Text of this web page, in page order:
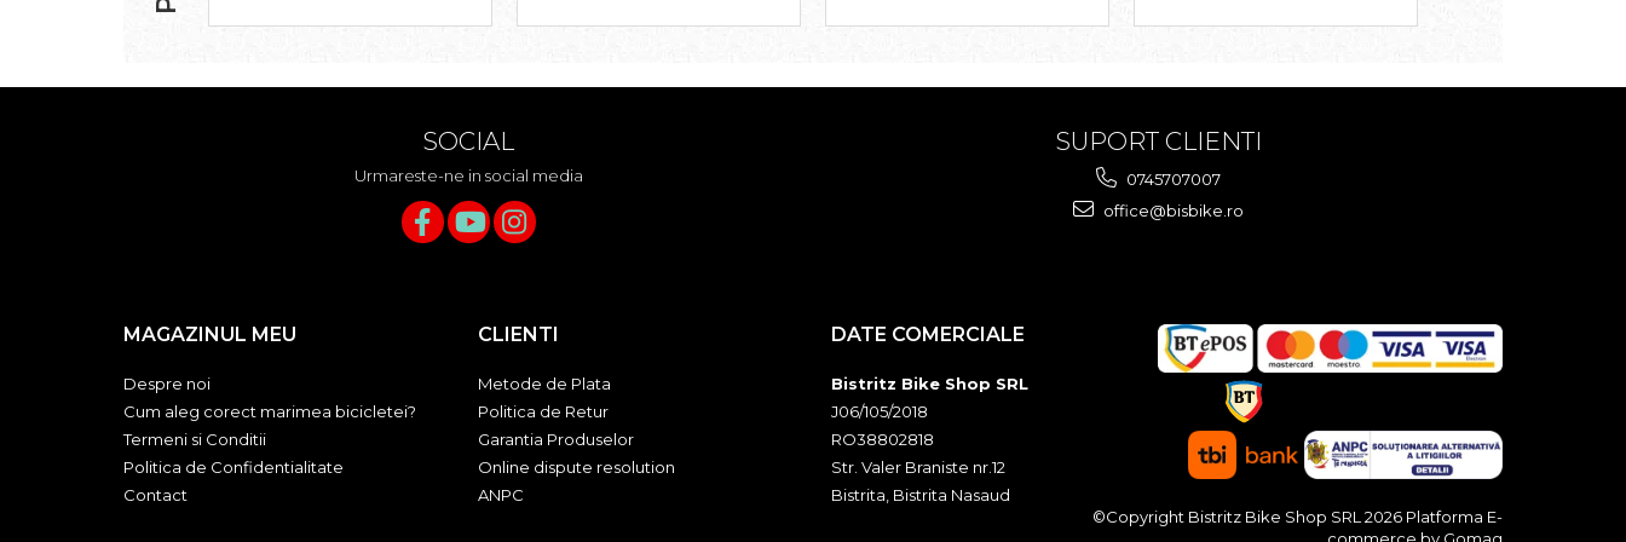
SOCIAL
Urmareste-ne in social media
SUPORT CLIENTI
0745707007
office@bisbike.ro
MAGAZINUL MEU
Despre noi
Cum aleg corect marimea bicicletei?
Termeni si Conditii
Politica de Confidentialitate
Contact
CLIENTI
Metode de Plata
Politica de Retur
Garantia Produselor
Online dispute resolution
ANPC
DATE COMERCIALE
Bistritz Bike Shop SRL
J06/105/2018
RO38802818
Str. Valer Braniste nr.12
Bistrita, Bistrita Nasaud
©Copyright Bistritz Bike Shop SRL 2026 Platforma E-